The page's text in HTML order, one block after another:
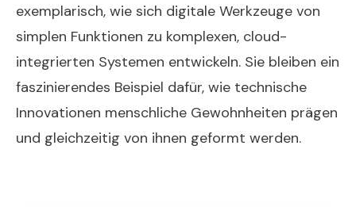
exemplarisch, wie sich digitale Werkzeuge von
simplen Funktionen zu komplexen, cloud-
integrierten Systemen entwickeln. Sie bleiben ein
faszinierendes Beispiel dafür, wie technische
Innovationen menschliche Gewohnheiten prägen
und gleichzeitig von ihnen geformt werden.